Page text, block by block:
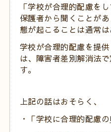
「学校が合理的配慮を
保護者から聞くことが
態が起こることは通常は
学校が合理的配慮を提
は、障害者差別解消法
す。
上記の話はおそらく、
・「学校に合理的配慮の